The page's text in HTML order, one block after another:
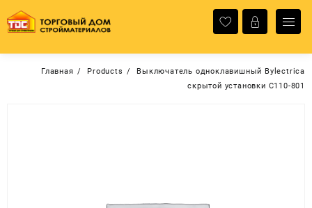
содержимому
Главная Products
Выключатель одноклавишный Bylectrica
скрытой установки С110-801